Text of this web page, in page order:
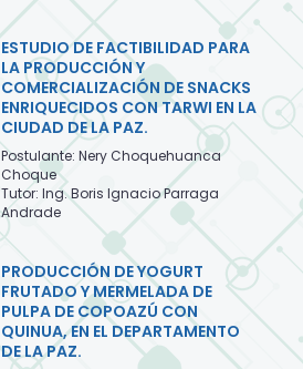
ESTUDIO DE FACTIBILIDAD PARA
LA PRODUCCIÓN Y
COMERCIALIZACIÓN DE SNACKS
ENRIQUECIDOS CON TARWI EN LA
CIUDAD DE LA PAZ.
Postulante: Nery Choquehuanca
Choque
Tutor: Ing. Boris Ignacio Parraga
Andrade
PRODUCCIÓN DE YOGURT
FRUTADO Y MERMELADA DE
PULPA DE COPOAZÚ CON
QUINUA, EN EL DEPARTAMENTO
DE LA PAZ.